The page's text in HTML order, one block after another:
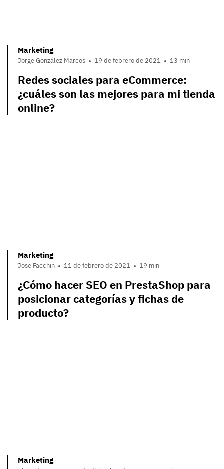
Marketing
Jorge González Marcos 19 de febrero de 2021 13 min
Redes sociales para eCommerce:
¿cuáles son las mejores para mi tienda
online?
Marketing
Jose Facchin 11 de febrero de 2021 19 min
¿Cómo hacer SEO en PrestaShop para
posicionar categorías y fichas de
producto?
Marketing